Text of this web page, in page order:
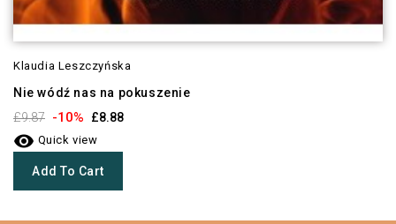
Klaudia Leszczyńska
Nie wódź nas na pokuszenie
£9.87 -10% £8.88
 Quick view
Add To Cart